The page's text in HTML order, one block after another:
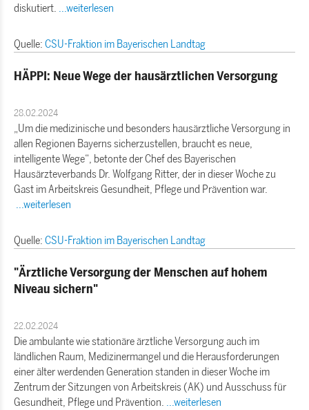
diskutiert. ...weiterlesen
Quelle: CSU-Fraktion im Bayerischen Landtag
HÄPPI: Neue Wege der hausärztlichen Versorgung
28.02.2024
Um die medizinische und besonders hausärztliche Versorgung in
allen Regionen Bayerns sicherzustellen, braucht es neue,
intelligente Wege“, betonte der Chef des Bayerischen
Hausärzteverbands Dr. Wolfgang Ritter, der in dieser Woche zu
Gast im Arbeitskreis Gesundheit, Pflege und Prävention war.
...weiterlesen
Quelle: CSU-Fraktion im Bayerischen Landtag
"Ärztliche Versorgung der Menschen auf hohem
Niveau sichern"
22.02.2024
Die ambulante wie stationäre ärztliche Versorgung auch im
ländlichen Raum, Medizinermangel und die Herausforderungen
einer älter werdenden Generation standen in dieser Woche im
Zentrum der Sitzungen von Arbeitskreis (AK) und Ausschuss für
Gesundheit, Pflege und Prävention. ...weiterlesen